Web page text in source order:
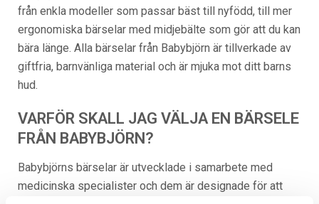
från enkla modeller som passar bäst till nyfödd, till mer
ergonomiska bärselar med midjebälte som gör att du kan
bära länge. Alla bärselar från Babybjörn är tillverkade av
giftfria, barnvänliga material och är mjuka mot ditt barns
hud.
VARFÖR SKALL JAG VÄLJA EN BÄRSELE
FRÅN BABYBJÖRN?
Babybjörns bärselar är utvecklade i samarbete med
medicinska specialister och dem är designade för att